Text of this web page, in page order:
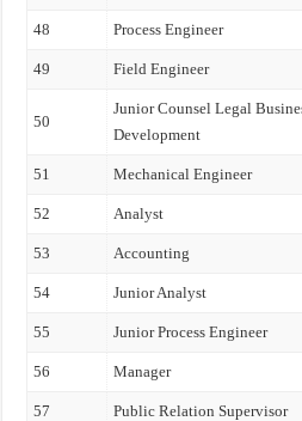
48 Process Engineer
49 Field Engineer
50
Junior Counsel Legal
Development
51 Mechanical Engineer
52 Analyst
53 Accounting
54 Junior Analyst
55 Junior Process Engineer
56 Manager
57 Public Relation Supervisor